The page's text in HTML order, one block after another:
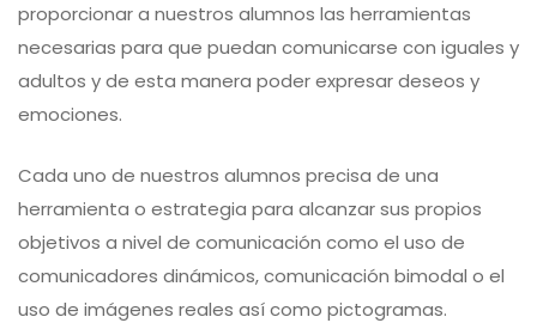
proporcionar a nuestros alumnos las herramientas
necesarias para que puedan comunicarse con iguales y
adultos y de esta manera poder expresar deseos y
emociones.
Cada uno de nuestros alumnos precisa de una
herramienta o estrategia para alcanzar sus propios
objetivos a nivel de comunicación como el uso de
comunicadores dinámicos, comunicación bimodal o el
uso de imágenes reales así como pictogramas.